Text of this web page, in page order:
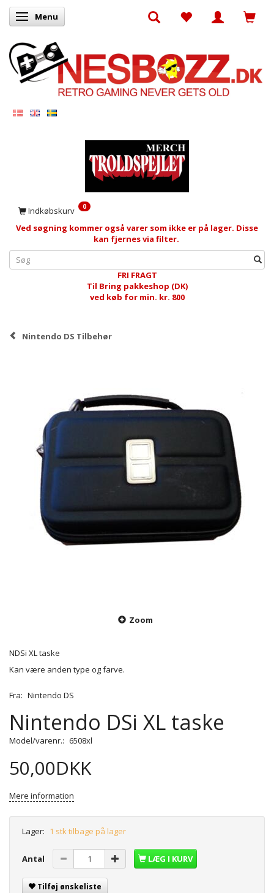
Skifte navigation
Menu
Indkøbskurv 0
Ved søgning kommer også varer som ikke er på lager. Disse
kan fjernes via filter.
FRI FRAGT
Til Bring pakkeshop (DK)
ved køb for min. kr. 800
Nintendo DS Tilbehør
Zoom
NDSi XL taske
Kan være anden type og farve.
Fra: Nintendo DS
Nintendo DSi XL taske
Model/varenr.: 6508xl
50,00DKK
Mere information
Lager: 1 stk tilbage på lager
Antal LÆG I KURV
Tilføj ønskeliste